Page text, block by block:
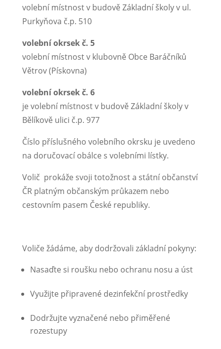
volební místnost v budově Základní školy v ul.
Purkyňova č.p. 510
volební okrsek č. 5
volební místnost v klubovně Obce Baráčníků
Větrov (Pískovna)
volební okrsek č. 6
je volební místnost v budově Základní školy v
Bělíkově ulici č.p. 977
Číslo příslušného volebního okrsku je uvedeno
na doručovací obálce s volebními lístky.
Volič prokáže svoji totožnost a státní občanství
ČR platným občanským průkazem nebo
cestovním pasem České republiky.
Voliče žádáme, aby dodržovali základní pokyny:
Nasaďte si roušku nebo ochranu nosu a úst
Využijte připravené dezinfekční prostředky
Dodržujte vyznačené nebo přiměřené
rozestupy